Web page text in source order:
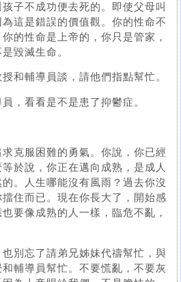
子不成功便去死的。即使父母叫
這是錯誤的價值觀。你的性命不
的性命是上帝的，你只是管家，
毀滅生命。
和輔導員談，請他們指點幫忙。
，看看是不是患了抑鬱症。
克服困難的勇氣。你說，你已經
於說，你正在邁向成熟，是成人
。人生哪能沒有風雨？過去你沒
住而已。現在你長大了，開始感
要像成熟的人一樣，臨危不亂，
別忘了請弟兄姊妹代禱幫忙，與
輔導員幫忙。不要慌亂，不要灰